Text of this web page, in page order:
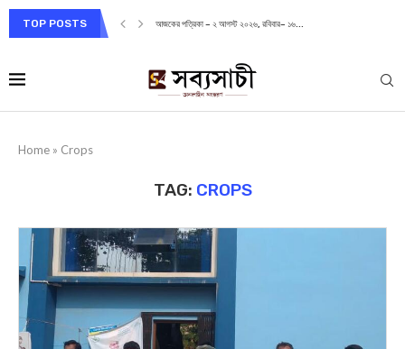
TOP POSTS আজকের পত্রিকা – ২ আগস্ট ২০২৬, রবিবার– ১৬...
Home » Crops
TAG: CROPS